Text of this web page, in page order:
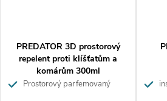
PREDATOR 3D prostorový
repelent proti klíšťatům a
komárům 300ml
Prostorový parfemovaný